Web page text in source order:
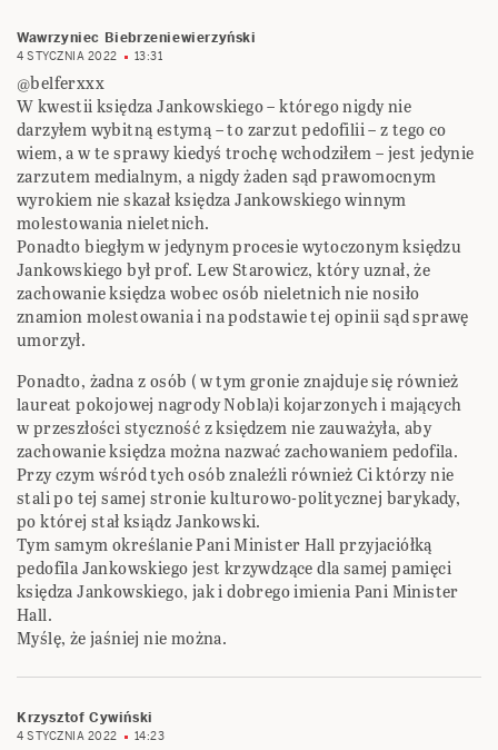
Wawrzyniec Biebrzeniewierzyński
4 STYCZNIA 2022 13:31
@belferxxx
W kwestii księdza Jankowskiego – którego nigdy nie
darzyłem wybitną estymą – to zarzut pedofilii – z tego co
wiem, a w te sprawy kiedyś trochę wchodziłem – jest jedynie
zarzutem medialnym, a nigdy żaden sąd prawomocnym
wyrokiem nie skazał księdza Jankowskiego winnym
molestowania nieletnich.
Ponadto biegłym w jedynym procesie wytoczonym księdzu
Jankowskiego był prof. Lew Starowicz, który uznał, że
zachowanie księdza wobec osób nieletnich nie nosiło
znamion molestowania i na podstawie tej opinii sąd sprawę
umorzył.
Ponadto, żadna z osób ( w tym gronie znajduje się również
laureat pokojowej nagrody Nobla)i kojarzonych i mających
w przeszłości styczność z księdzem nie zauważyła, aby
zachowanie księdza można nazwać zachowaniem pedofila.
Przy czym wśród tych osób znaleźli również Ci którzy nie
stali po tej samej stronie kulturowo-politycznej barykady,
po której stał ksiądz Jankowski.
Tym samym określanie Pani Minister Hall przyjaciółką
pedofila Jankowskiego jest krzywdzące dla samej pamięci
księdza Jankowskiego, jak i dobrego imienia Pani Minister
Hall.
Myślę, że jaśniej nie można.
Krzysztof Cywiński
4 STYCZNIA 2022 14:23